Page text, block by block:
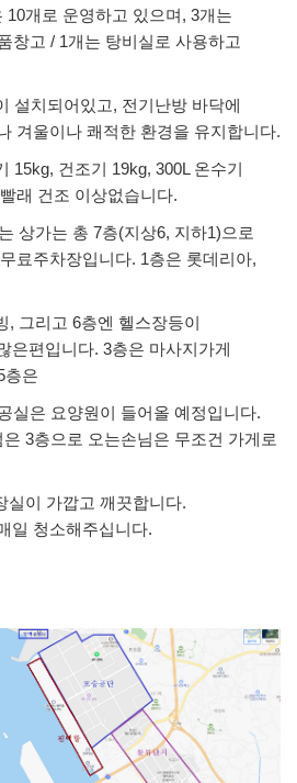
10개로 운영하고 있으며, 3개는
창고 / 1개는 탕비실로 사용하고
설치되어있고, 전기난방 바닥에
겨울이나 쾌적한 환경을 유지합니다.
15kg, 건조기 19kg, 300L 온수기
래 건조 이상없습니다.
상가는 총 7층(지상6, 지하1)으로
료주차장입니다. 1층은 롯데리아,
그리고 6층엔 헬스장등이
은편입니다. 3층은 마사지가게
층은
실은 요양원이 들어올 예정입니다.
3층으로 오는손님은 무조건 가게로
실이 가깝고 깨끗합니다.
일 청소해주십니다.